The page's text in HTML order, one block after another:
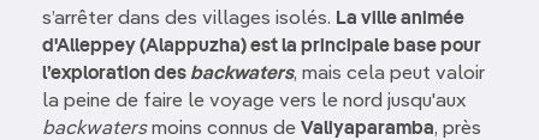
s’arrêter dans des villages isolés. La ville animée
d'Alleppey (Alappuzha) est la principale base pour
l’exploration des backwaters, mais cela peut valoir
la peine de faire le voyage vers le nord jusqu'aux
backwatersmoins connus de Valiyaparamba, près